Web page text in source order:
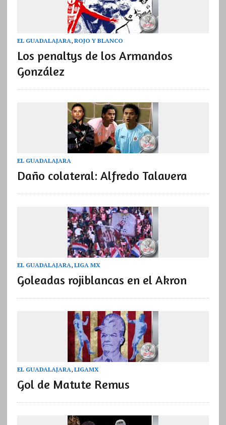
EL GUADALAJARA, ROJO Y BLANCO
Los penaltys de los Armandos
González
EL GUADALAJARA
Daño colateral: Alfredo Talavera
EL GUADALAJARA, LIGA MX
Goleadas rojiblancas en el Akron
EL GUADALAJARA, LIGAMX
Gol de Matute Remus